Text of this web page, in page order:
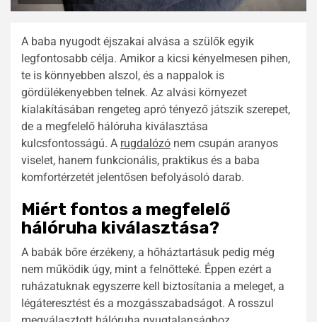
A baba nyugodt éjszakai alvása a szülők egyik
legfontosabb célja. Amikor a kicsi kényelmesen pihen,
te is könnyebben alszol, és a nappalok is
gördülékenyebben telnek. Az alvási környezet
kialakításában rengeteg apró tényező játszik szerepet,
de a megfelelő hálóruha kiválasztása
kulcsfontosságú. A rugdalózó nem csupán aranyos
viselet, hanem funkcionális, praktikus és a baba
komfortérzetét jelentősen befolyásoló darab.
Miért fontos a megfelelő
hálóruha kiválasztása?
A babák bőre érzékeny, a hőháztartásuk pedig még
nem működik úgy, mint a felnőtteké. Éppen ezért a
ruházatuknak egyszerre kell biztosítania a meleget, a
légáteresztést és a mozgásszabadságot. A rosszul